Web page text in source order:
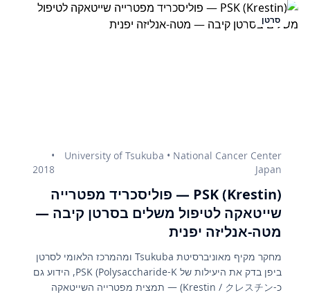
סרטן
University of Tsukuba • National Cancer Center
Japan
•
2018
PSK (Krestin) — פוליסכריד מפטרייה
שייטאקה לטיפול משלים בסרטן קיבה —
מטה-אנליזה יפנית
מחקר מקיף מאוניברסיטת Tsukuba ומהמרכז הלאומי לסרטן
ביפן בדק את היעילות של PSK (Polysaccharide-K, הידוע גם
כ-Krestin / クレスチン) — תמצית מפטרייה השייטאקה